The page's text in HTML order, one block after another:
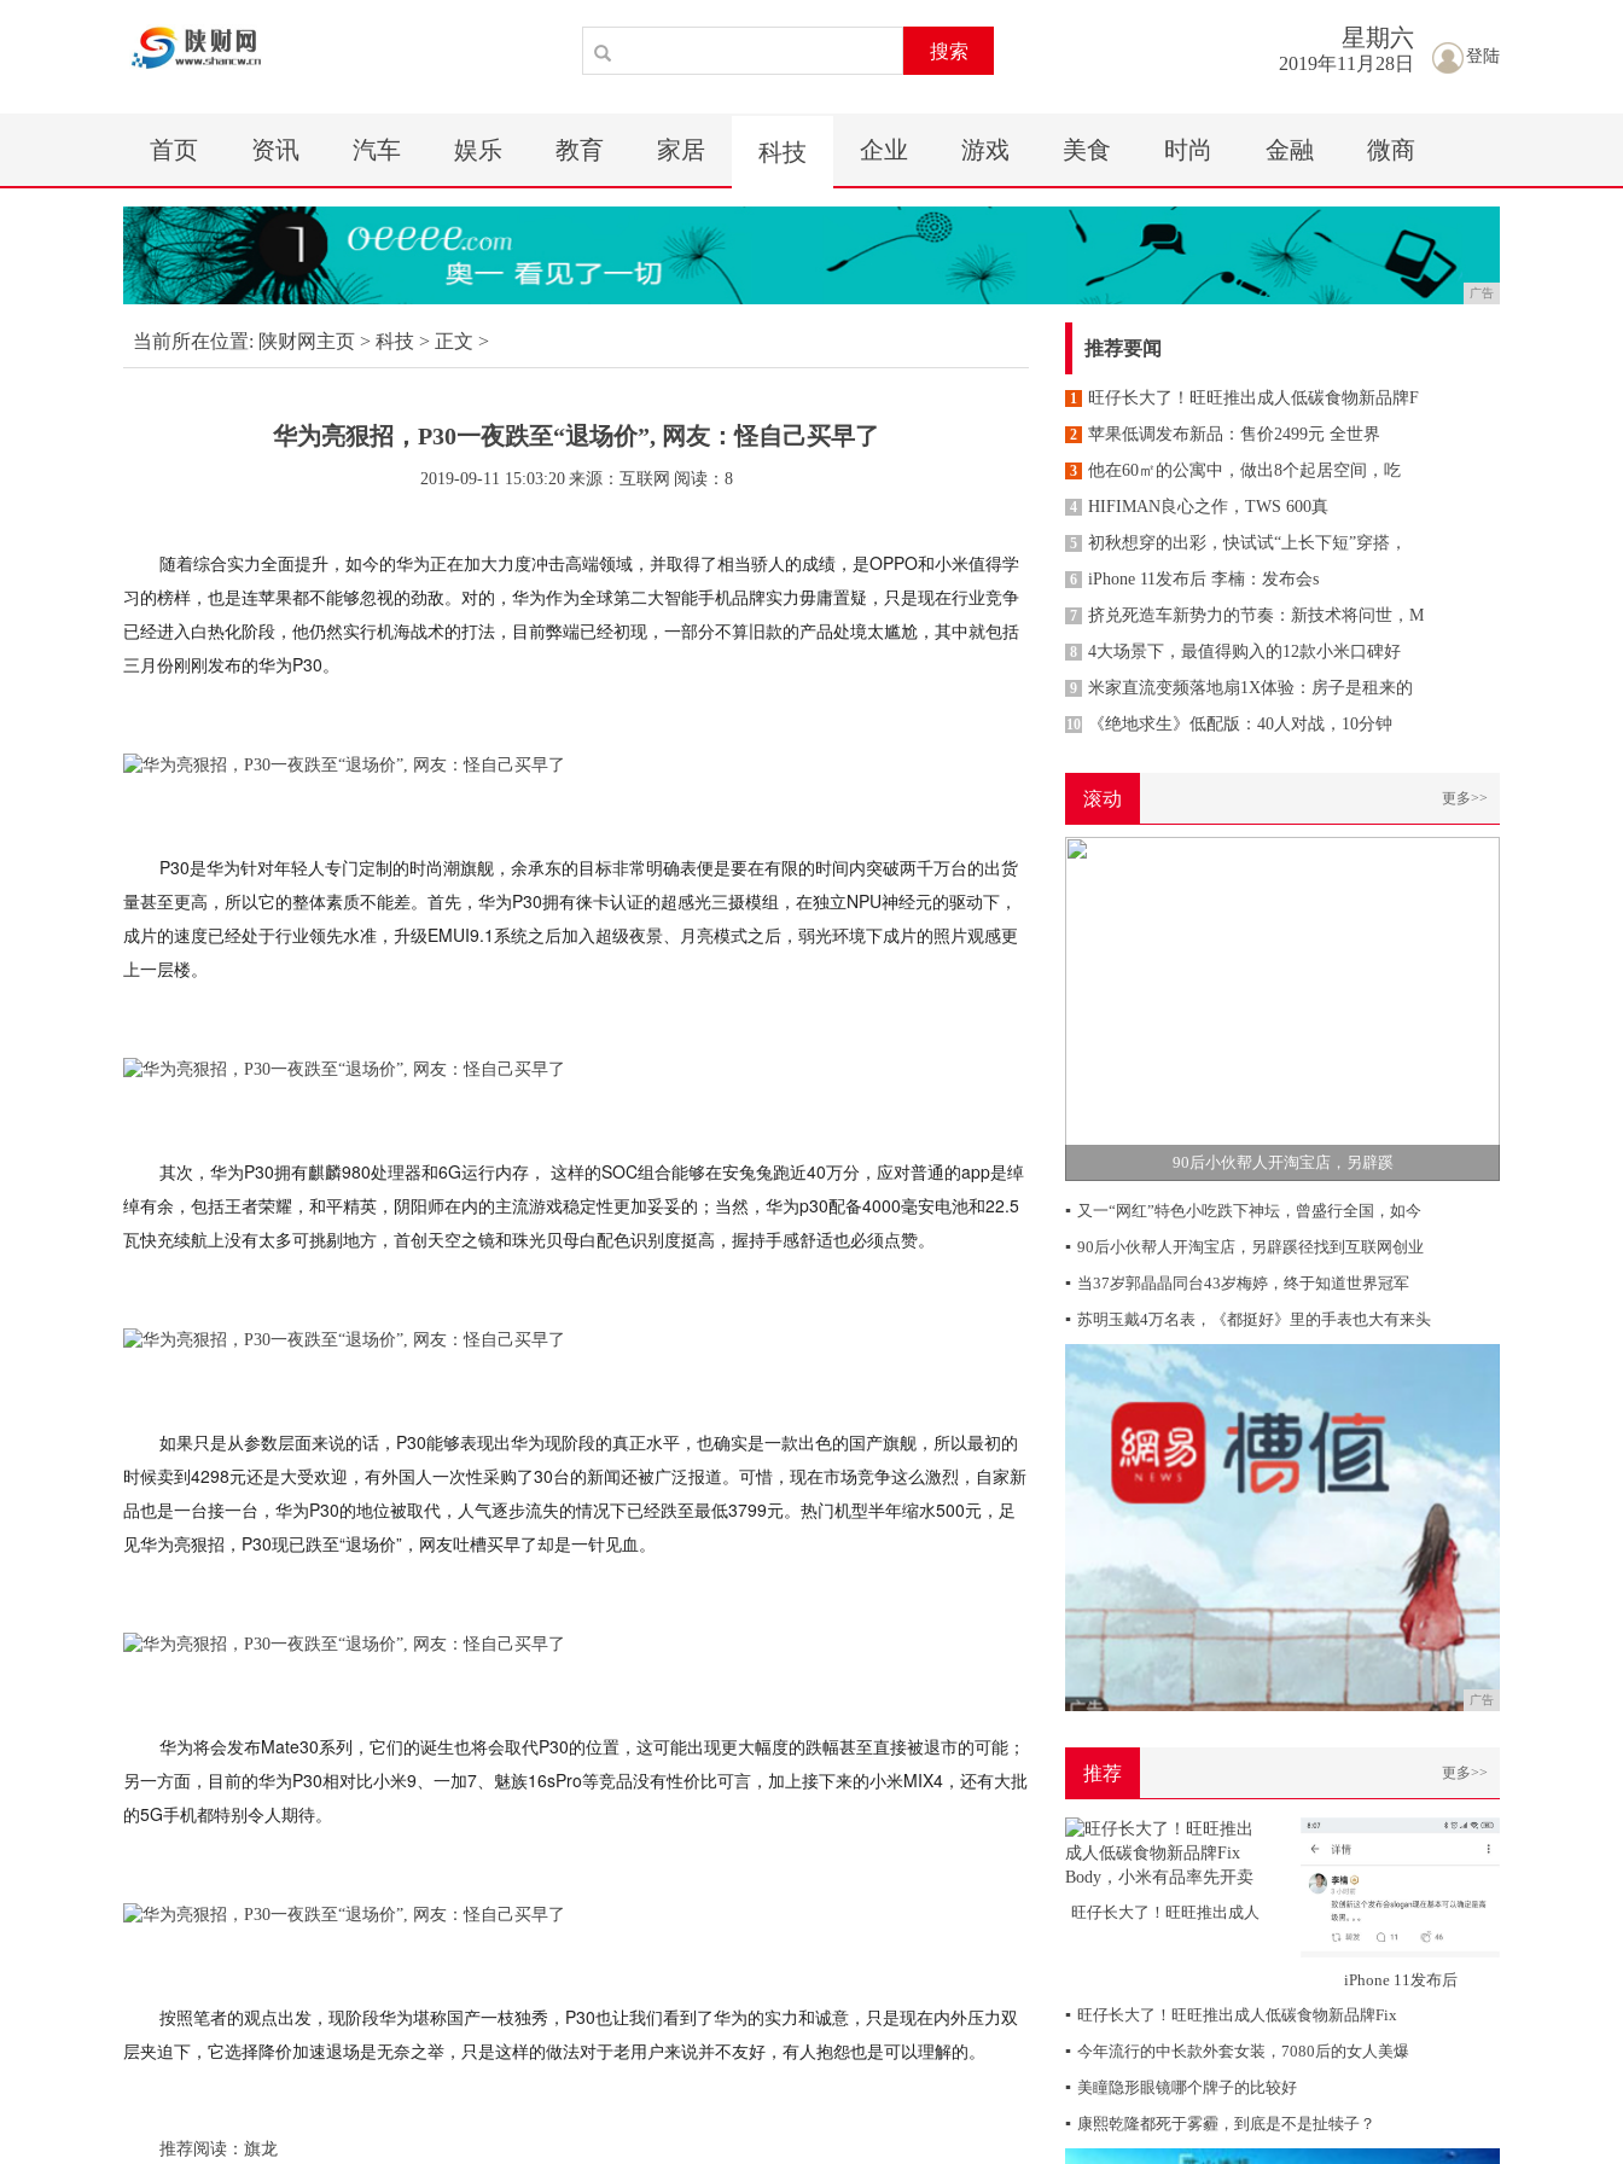
搜索 登陆
星期六
2019年11月28日
首页 资讯 汽车 娱乐 教育 家居 科技 企业 游戏 美食 时尚 金融 微商
广告
当前所在位置: 陕财网主页 > 科技 > 正文 >
华为亮狠招，P30一夜跌至“退场价”, 网友：怪自己买早了
2019-09-11 15:03:20 来源：互联网 阅读：8
随着综合实力全面提升，如今的华为正在加大力度冲击高端领域，并取得了相当骄人的成绩，是OPPO和小米值得学
习的榜样，也是连苹果都不能够忽视的劲敌。对的，华为作为全球第二大智能手机品牌实力毋庸置疑，只是现在行业竞争
已经进入白热化阶段，他仍然实行机海战术的打法，目前弊端已经初现，一部分不算旧款的产品处境太尴尬，其中就包括
三月份刚刚发布的华为P30。
P30是华为针对年轻人专门定制的时尚潮旗舰，余承东的目标非常明确表便是要在有限的时间内突破两千万台的出货
量甚至更高，所以它的整体素质不能差。首先，华为P30拥有徕卡认证的超感光三摄模组，在独立NPU神经元的驱动下，
成片的速度已经处于行业领先水准，升级EMUI9.1系统之后加入超级夜景、月亮模式之后，弱光环境下成片的照片观感更
上一层楼。
其次，华为P30拥有麒麟980处理器和6G运行内存， 这样的SOC组合能够在安兔兔跑近40万分，应对普通的app是绰
绰有余，包括王者荣耀，和平精英，阴阳师在内的主流游戏稳定性更加妥妥的；当然，华为p30配备4000毫安电池和22.5
瓦快充续航上没有太多可挑剔地方，首创天空之镜和珠光贝母白配色识别度挺高，握持手感舒适也必须点赞。
如果只是从参数层面来说的话，P30能够表现出华为现阶段的真正水平，也确实是一款出色的国产旗舰，所以最初的
时候卖到4298元还是大受欢迎，有外国人一次性采购了30台的新闻还被广泛报道。可惜，现在市场竞争这么激烈，自家新
品也是一台接一台，华为P30的地位被取代，人气逐步流失的情况下已经跌至最低3799元。热门机型半年缩水500元，足
见华为亮狠招，P30现已跌至“退场价”，网友吐槽买早了却是一针见血。
华为将会发布Mate30系列，它们的诞生也将会取代P30的位置，这可能出现更大幅度的跌幅甚至直接被退市的可能；
另一方面，目前的华为P30相对比小米9、一加7、魅族16sPro等竞品没有性价比可言，加上接下来的小米MIX4，还有大批
的5G手机都特别令人期待。
按照笔者的观点出发，现阶段华为堪称国产一枝独秀，P30也让我们看到了华为的实力和诚意，只是现在内外压力双
层夹迫下，它选择降价加速退场是无奈之举，只是这样的做法对于老用户来说并不友好，有人抱怨也是可以理解的。
推荐阅读： 旗龙
推荐要闻
1 旺仔长大了！旺旺推出成人低碳食物新品牌F
2 苹果低调发布新品：售价2499元 全世界
3 他在60㎡的公寓中，做出8个起居空间，吃
4 HIFIMAN良心之作，TWS 600真
5 初秋想穿的出彩，快试试“上长下短”穿搭，
6 iPhone 11发布后 李楠：发布会s
7 挤兑死造车新势力的节奏：新技术将问世，M
8 4大场景下，最值得购入的12款小米口碑好
9 米家直流变频落地扇1X体验：房子是租来的
10 《绝地求生》低配版：40人对战，10分钟
滚动 更多>>
90后小伙帮人开淘宝店，另辟蹊
▪ 又一“网红”特色小吃跌下神坛，曾盛行全国，如今
▪ 90后小伙帮人开淘宝店，另辟蹊径找到互联网创业
▪ 当37岁郭晶晶同台43岁梅婷，终于知道世界冠军
▪ 苏明玉戴4万名表，《都挺好》里的手表也大有来头
广告
推荐 更多>>
旺仔长大了！旺旺推出成人
iPhone 11发布后
▪ 旺仔长大了！旺旺推出成人低碳食物新品牌Fix
▪ 今年流行的中长款外套女装，7080后的女人美爆
▪ 美瞳隐形眼镜哪个牌子的比较好
▪ 康熙乾隆都死于雾霾，到底是不是扯犊子？